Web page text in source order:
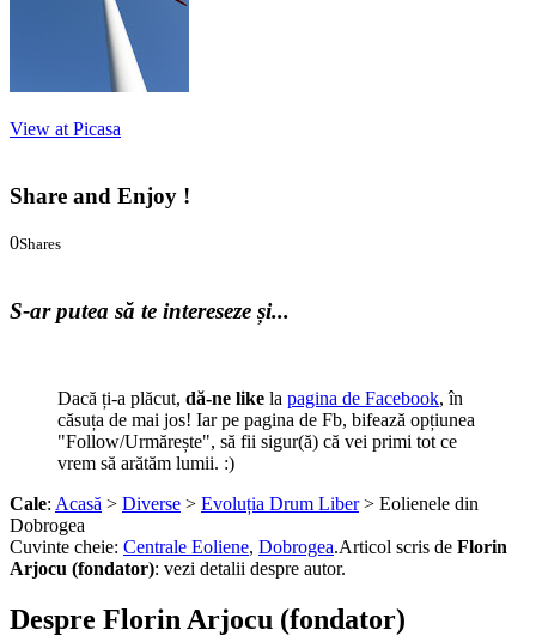
View at Picasa
Share and Enjoy !
0Shares
S-ar putea să te intereseze și...
Dacă ți-a plăcut, dă-ne like la pagina de Facebook, în
căsuța de mai jos! Iar pe pagina de Fb, bifează opțiunea
"Follow/Urmărește", să fii sigur(ă) că vei primi tot ce
vrem să arătăm lumii. :)
Cale: Acasă > Diverse > Evoluția Drum Liber> Eolienele din
Dobrogea
Cuvinte cheie: Centrale Eoliene, Dobrogea.Articol scris de Florin
Arjocu (fondator): vezi detalii despre autor.
Despre Florin Arjocu (fondator)